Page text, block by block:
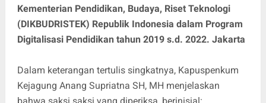
Kementerian Pendidikan, Budaya, Riset Teknologi
(DIKBUDRISTEK) Republik Indonesia dalam Program
Digitalisasi Pendidikan tahun 2019 s.d. 2022. Jakarta
Dalam keterangan tertulis singkatnya, Kapuspenkum
Kejagung Anang Supriatna SH, MH menjelaskan